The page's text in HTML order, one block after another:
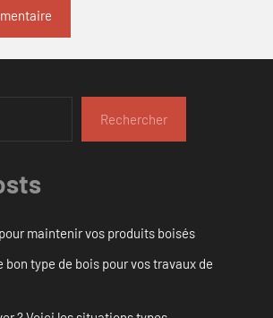
Rechercher
maintenir vos produits boisés
bon type de bois pour vos travaux de